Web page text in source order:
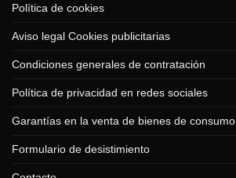
Política de cookies
Aviso legal Cookies publicitarias
Condiciones generales de contratación
Política de privacidad en redes sociales
Garantías en la venta de bienes de consumo
Formulario de desistimiento